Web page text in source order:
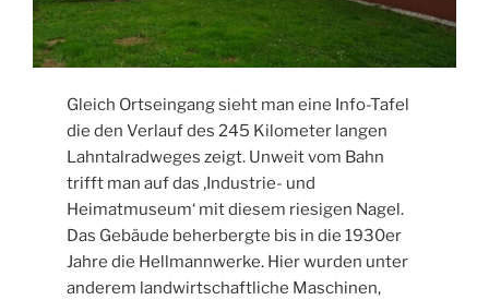
Gleich Ortseingang sieht man eine Info-Tafel
die den Verlauf des 245 Kilometer langen
Lahntalradweges zeigt. Unweit vom Bahn
trifft man auf das ‚Industrie- und
Heimatmuseum‘ mit diesem riesigen Nagel.
Das Gebäude beherbergte bis in die 1930er
Jahre die Hellmannwerke. Hier wurden unter
anderem landwirtschaftliche Maschinen,